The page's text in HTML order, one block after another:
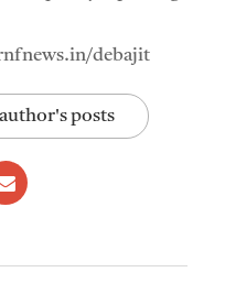
debajit
author's posts